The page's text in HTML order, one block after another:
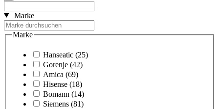
Marke
Marke
Hanseatic (25)
Gorenje (42)
Amica (69)
Hisense (18)
Bomann (14)
Siemens (81)